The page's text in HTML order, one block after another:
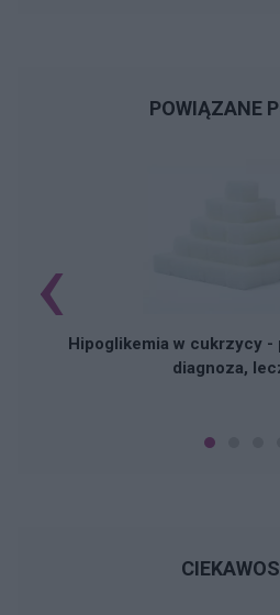
POWIĄZANE
Hipoglikemia w cukrzycy -
diagnoza,
‹